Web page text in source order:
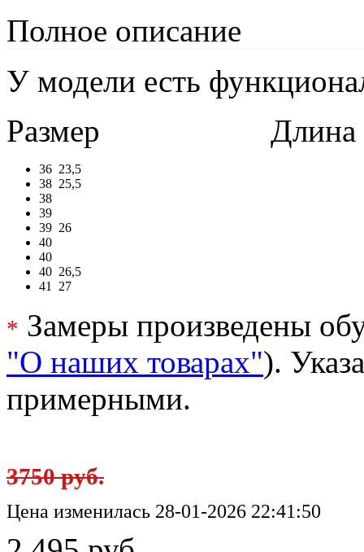
Полное описание
У модели есть
Размер
Длина в
36 23,5
38 25,5
38
39
39 26
40
40
40 26,5
41
27
* Замеры произведены
"О наших товарах").
примерными.
3750 руб.
Цена изменилась 28-01-2026 22:41:50